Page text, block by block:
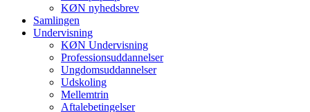
KØN nyhedsbrev
Samlingen
Undervisning
KØN Undervisning
Professionsuddannelser
Ungdomsuddannelser
Udskoling
Mellemtrin
Aftalebetingelser